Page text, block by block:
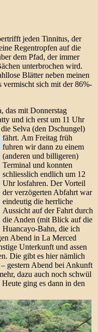
jeden Tinnitus, der
Regentropfen auf die
dem Pfad, der immer
unterbrochen wird.
Blätter neben meinen
vermischt sich mit der 86%-
das mit Donnerstag
und ich erst um 11 Uhr
Selva (den Dschungel)
fährt. Am Freitag früh
fuhren wir dann zu einem
(anderen und billigeren)
Terminal und konnten
schliesslich endlich um 12
Uhr losfahren. Der Vorteil
der verzögerten Abfahrt war
eindeutig die herrliche
Aussicht auf der Fahrt durch
die Anden (mit Blick auf die
Huancayo-Bahn, die ich
Abend in La Merced
Unterkunft und assen
Die gibt es hier nämlich
gestern Abend bei Ankunft
dazu auch noch schwül
ging es dann in den